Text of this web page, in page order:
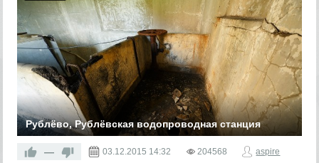
Рублёво, Рублёвская водопроводная станция
— 03.12.2015 14:32 204568
aspire